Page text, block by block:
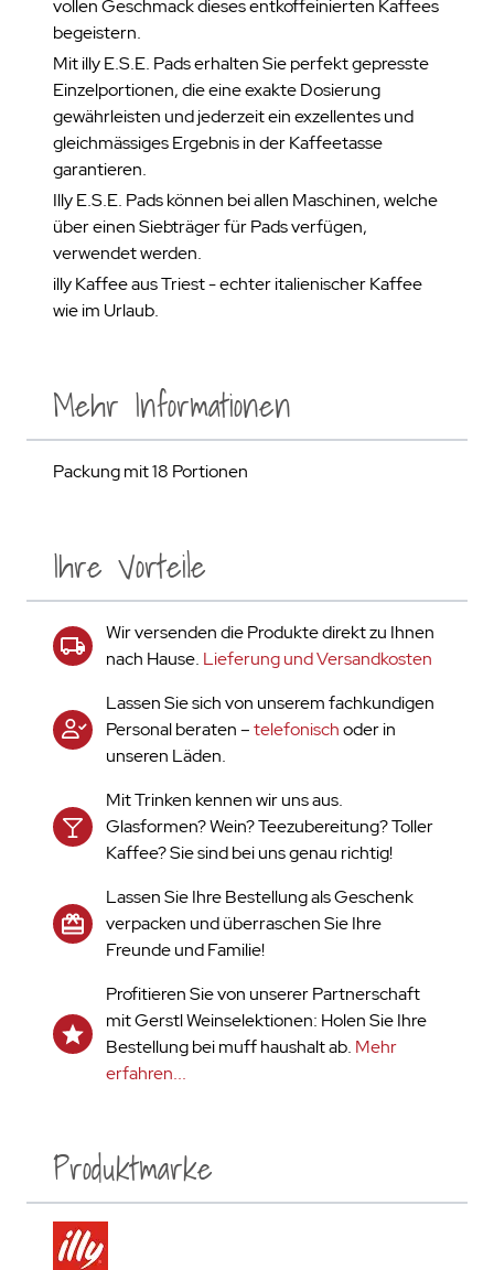
vollen Geschmack dieses entkoffeinierten Kaffees
begeistern.
Mit illy E.S.E. Pads erhalten Sie perfekt gepresste
Einzelportionen, die eine exakte Dosierung
gewährleisten und jederzeit ein exzellentes und
gleichmässiges Ergebnis in der Kaffeetasse
garantieren.
Illy E.S.E. Pads können bei allen Maschinen, welche
über einen Siebträger für Pads verfügen,
verwendet werden.
illy Kaffee aus Triest - echter italienischer Kaffee
wie im Urlaub.
Ihre Vorteile
Wir versenden die Produkte direkt zu Ihnen
nach Hause. Lieferung und Versandkosten
Lassen Sie sich von unserem fachkundigen
Personal beraten –telefonischoder in
unseren Läden.
Mit Trinken kennen wir uns aus.
Glasformen? Wein? Teezubereitung? Toller
Kaffee? Sie sind bei uns genau richtig!
Lassen Sie Ihre Bestellung als Geschenk
verpacken und überraschen Sie Ihre
Freunde und Familie!
Profitieren Sie von unserer Partnerschaft
mit Gerstl Weinselektionen: Holen Sie Ihre
Bestellung bei muff haushalt ab. Mehr
erfahren...
Mehr Informationen
Packung mit 18 Portionen
Produktmarke